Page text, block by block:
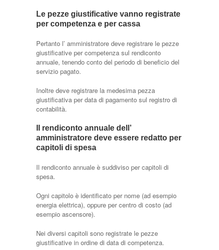
Le pezze giustificative vanno registrate
per competenza e per cassa
Pertanto l’ amministratore deve registrare le pezze
giustificative per competenza sul rendiconto
annuale, tenendo conto del periodo di beneficio del
servizio pagato.
Inoltre deve registrare la medesima pezza
giustificativa per data di pagamento sul registro di
contabilità.
Il rendiconto annuale dell’
amministratore deve essere redatto per
capitoli di spesa
Il rendiconto annuale è suddiviso per capitoli di
spesa.
Ogni capitolo è identificato per nome (ad esempio
energia elettrica), oppure per centro di costo (ad
esempio ascensore).
Nei diversi capitoli sono registrate le pezze
giustificative in ordine di data di competenza.